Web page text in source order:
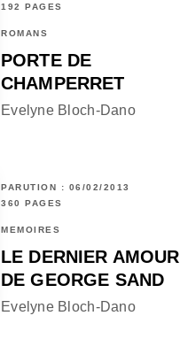
192 PAGES
ROMANS
PORTE DE
CHAMPERRET
Evelyne Bloch-Dano
PARUTION : 06/02/2013
360 PAGES
MÉMOIRES
LE DERNIER AMOUR
DE GEORGE SAND
Evelyne Bloch-Dano